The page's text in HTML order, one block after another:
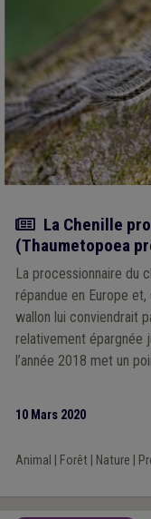
Article
La Chenille
(Thaumetopoea
La processionnaire du
répandue en Europe
wallon lui conviendrait
relativement épargnée
l’année 2018 met un
10 Mars 2020
Animal Forêt| Nature